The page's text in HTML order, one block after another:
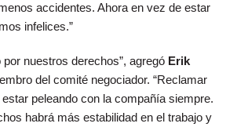
accidentes. Ahora en vez de estar
infelices.”
nuestros derechos”, agregó Erik
del comité negociador. “Reclamar
peleando con la compañía siempre.
habrá más estabilidad en el trabajo y